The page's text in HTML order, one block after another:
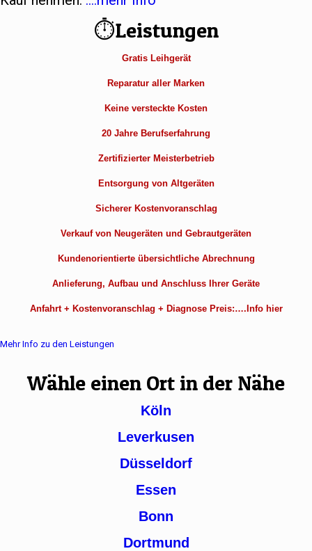
⏱Leistungen
Gratis Leihgerät
Reparatur aller Marken
Keine versteckte Kosten
20 Jahre Berufserfahrung
Zertifizierter Meisterbetrieb
Entsorgung von Altgeräten
Sicherer Kostenvoranschlag
Verkauf von Neugeräten und Gebrautgeräten
Kundenorientierte übersichtliche Abrechnung
Anlieferung, Aufbau und Anschluss Ihrer Geräte
Anfahrt + Kostenvoranschlag + Diagnose Preis:….Info hier
Mehr Info zu den Leistungen
Wähle einen Ort in der Nähe
Köln
Leverkusen
Düsseldorf
Essen
Bonn
Dortmund